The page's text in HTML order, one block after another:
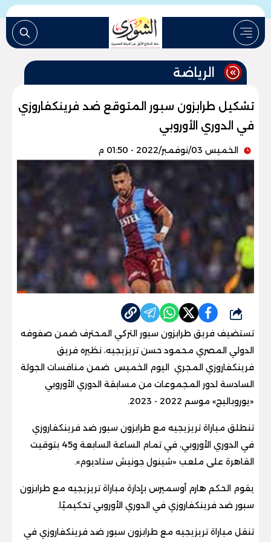
الرياضة
تشكيل طرابزون سبور المتوقع ضد فرينكفاروزي
في الدوري الأوروبي
الخميس 03/نوفمبر/2022 - 01:50 م
شارك
تستضيف فريق طرابزون سبور التركي المحترف ضمن صفوفه
الدولي المصري محمود حسن تريزيجيه، نظيره فريق
فرينكفاروزي المجري اليوم الخميس ضمن منافسات الجولة
السادسة لدور المجموعات من مسابقة الدوري الأوروبي
«يوروباليج» موسم 2022 - 2023
.
تنطلق مباراة تريزيجيه مع طرابزون سبور ضد فرينكفاروزي
في الدوري الأوروبي، في تمام الساعة السابعة و45 بتوقيت
القاهرة على ملعب «شينول جونيش ستاديوم».
يقوم الحكم هارم أوسميرس بإدارة مباراة تريزيجيه مع طرابزون
سبور ضد فرينكفاروزي في الدوري الأوروبي تحكيميًا.
تنقل مباراة تريزيجيه مع طرابزون سبور ضد فرينكفاروزي في